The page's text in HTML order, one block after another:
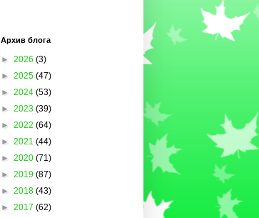
Архив блога
► 2026 (3)
► 2025 (47)
► 2024 (53)
► 2023 (39)
► 2022 (64)
► 2021 (44)
► 2020 (71)
► 2019 (87)
► 2018 (43)
► 2017 (62)